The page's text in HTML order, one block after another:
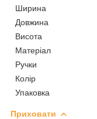
Ширина
Довжина
Висота
Матеріал
Ручки
Колір
Упаковка
Приховати